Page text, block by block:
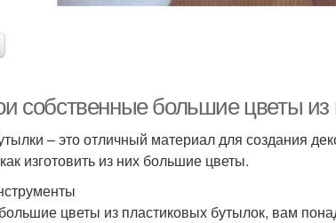
собственные большие цветы из
– это отличный материал для создания
изготовить из них большие цветы.
цветы из пластиковых бутылок, вам